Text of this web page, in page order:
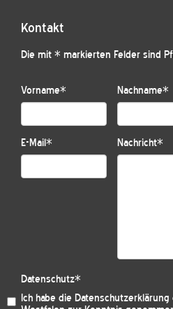
Kontakt
Die mit * markierten Felder sind
Vorname* Nachname*
E-Mail* Nachricht*
Datenschutz*
Ich habe die Datenschutzerklärung